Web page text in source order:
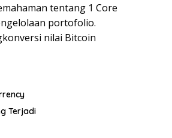
tentang 1 Core
portofolio.
nilai Bitcoin
Terjadi